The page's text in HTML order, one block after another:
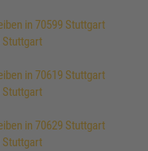
in 70599 Stuttgart
Stuttgart
in 70619 Stuttgart
Stuttgart
in 70629 Stuttgart
Stuttgart